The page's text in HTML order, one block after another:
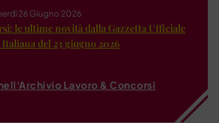
26 Giugno 2026
le ultime novità dalla Gazzetta Ufficiale
del 23 giugno 2026
Lavoro & Concorsi